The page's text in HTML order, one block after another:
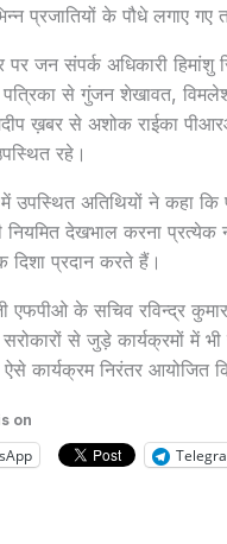
प्रजातियों के पौधे लगाए
जन संपर्क अधिकारी हिमांशु
पत्रिका से गुंजन शेखावत,
ख़बर से अशोक राईका
रहे।
में उपस्थित अतिथियों ने कहा
देखभाल करना प्रत्येक
दिशा प्रदान करते हैं।
एफपीओ के सचिव रविन्द्र
से जुड़े कार्यक्रमों में भी
कार्यक्रम निरंतर आयोजित
on